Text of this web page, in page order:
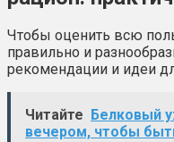
Чтобы оценить всю
правильно и
рекомендации и идеи
Читайте
Белковый
вечером, чтобы